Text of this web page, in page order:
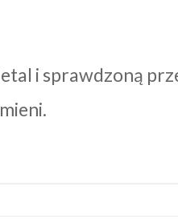
i sprawdzoną